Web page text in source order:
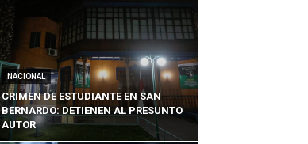
NACIONAL
CRIMEN DE ESTUDIANTE EN SAN
BERNARDO: DETIENEN AL PRESUNTO
AUTOR